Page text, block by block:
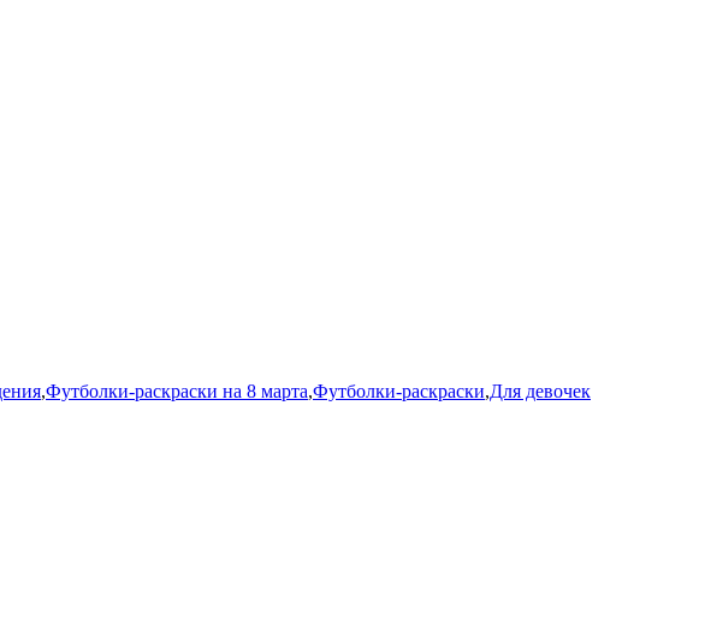
,Футболки-раскраски на 8 марта,Футболки-раскраски,Для девочек